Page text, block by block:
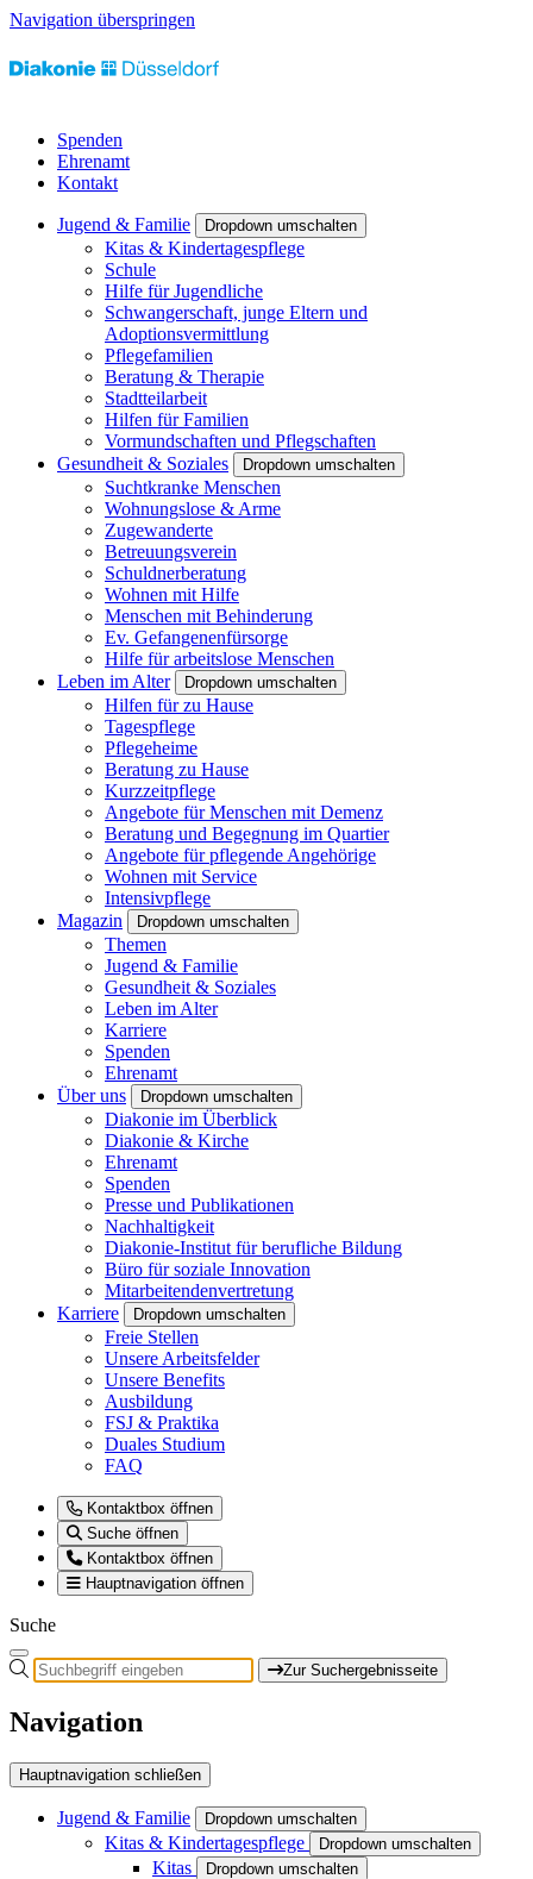
Navigation überspringen
Spenden
Ehrenamt
Kontakt
Jugend & Familie Dropdown umschalten
Kitas & Kindertagespflege
Schule
Hilfe für Jugendliche
Schwangerschaft, junge Eltern und
Adoptionsvermittlung
Pflegefamilien
Beratung & Therapie
Stadtteilarbeit
Hilfen für Familien
Vormundschaften und Pflegschaften
Gesundheit & Soziales
Dropdown umschalten
Suchtkranke Menschen
Wohnungslose & Arme
Zugewanderte
Betreuungsverein
Schuldnerberatung
Wohnen mit Hilfe
Menschen mit Behinderung
Ev. Gefangenenfürsorge
Hilfe für arbeitslose Menschen
Leben im Alter
Dropdown umschalten
Hilfen für zu Hause
Tagespflege
Pflegeheime
Beratung zu Hause
Kurzzeitpflege
Angebote für Menschen mit Demenz
Beratung und Begegnung im Quartier
Angebote für pflegende Angehörige
Wohnen mit Service
Intensivpflege
Magazin
Dropdown umschalten
Themen
Jugend & Familie
Gesundheit & Soziales
Leben im Alter
Karriere
Spenden
Ehrenamt
Über uns
Dropdown umschalten
Diakonie im Überblick
Diakonie & Kirche
Ehrenamt
Spenden
Presse und Publikationen
Nachhaltigkeit
Diakonie-Institut für berufliche Bildung
Büro für soziale Innovation
Mitarbeitendenvertretung
Karriere
Dropdown umschalten
Freie Stellen
Unsere Arbeitsfelder
Unsere Benefits
Ausbildung
FSJ & Praktika
Duales Studium
FAQ
Kontaktbox öffnen
Suche öffnen
Kontaktbox öffnen
Hauptnavigation öffnen
Suche
Zur Suchergebnisseite
Navigation
Hauptnavigation schließen
Jugend & Familie Dropdown umschalten
Kitas & Kindertagespflege Dropdown umschalten
Kitas Dropdown umschalten